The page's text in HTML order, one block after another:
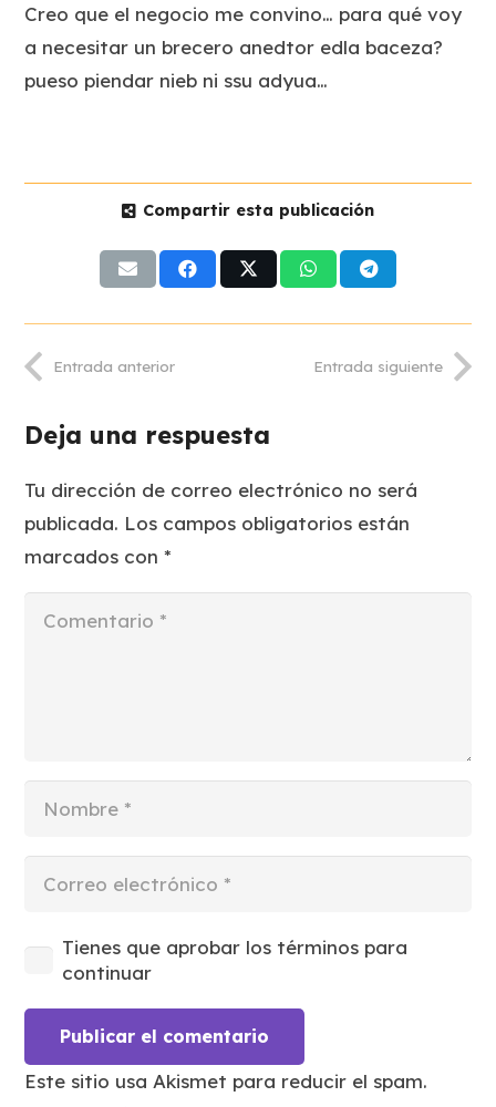
Creo que el negocio me convino… para qué voy
a necesitar un brecero anedtor edla baceza?
pueso piendar nieb ni ssu adyua…
Compartir esta publicación
Entrada anterior Entrada siguiente
Deja una respuesta
Tu dirección de correo electrónico no será
publicada. Los campos obligatorios están
marcados con*
Tienes que aprobar los términos para
continuar
Publicar el comentario
Este sitio usa Akismet para reducir el spam.